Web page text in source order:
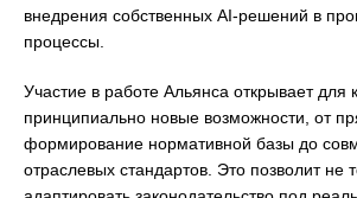
внедрения собственных AI-решений в
процессы.
Участие в работе Альянса открывает для
принципиально новые возможности, от
формирование нормативной базы до
отраслевых стандартов. Это позволит не